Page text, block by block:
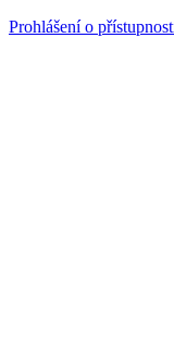
Prohlášení o